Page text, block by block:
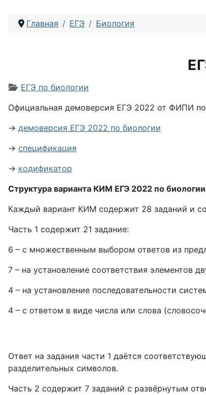
Главная ЕГЭ Биология
Информация о материале
ЕГЭ по биологии
Официальная демоверсия ЕГЭ 2022 от ФИПИ
→ демоверсия ЕГЭ 2022 по биологии
→ спецификация
→ кодификатор
Структура варианта КИМ ЕГЭ 2022 по биологии
Каждый вариант КИМ содержит 28 заданий и
Часть 1 содержит 21 задание:
6 – с множественным выбором ответов из
7 – на установление соответствия элементов
4 – на установление последовательности
4 – с ответом в виде числа или слова
Ответ на задания части 1 даётся
разделительных символов.
Часть 2 содержит 7 заданий с развёрнутым